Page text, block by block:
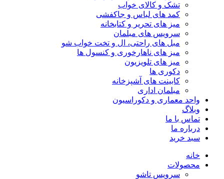
تشک و کالای خواب
کمد های لباس و جاکفشی
میز های تحریر و کتابخانه
سرویس های مبلمان
مبل های راحتی، ال و تخت خواب شو
میز های ناهارخوری و کنسول ها
میز های تلویزیون
دکوری ها
کابینت های آشپزخانه
مبلمان اداری
واحد معماری و دکوراسیون
وبلاگ
تماس با ما
درباره ما
سبد خرید
خانه
محصولات
سرویس تاشو